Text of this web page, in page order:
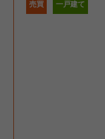
売買 一戸建て